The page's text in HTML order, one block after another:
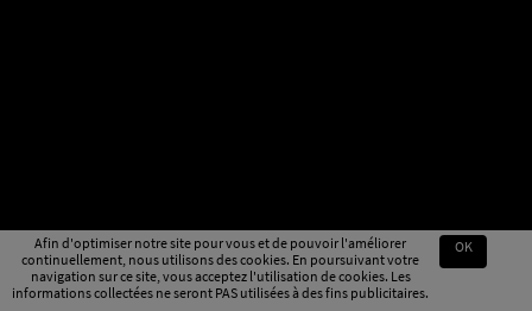
Afin d'optimiser notre site pour vous et de pouvoir l'améliorer
continuellement, nous utilisons des cookies. En poursuivant votre
navigation sur ce site, vous acceptez l'utilisation de cookies. Les
informations collectées ne seront PAS utilisées à des fins publicitaires.
OK